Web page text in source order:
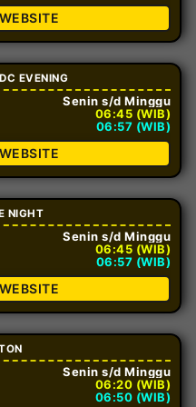
EVENING
Senin s/d Minggu
06:45 (WIB)
06:57 (WIB)
NIGHT
Senin s/d Minggu
06:45 (WIB)
06:57 (WIB)
Senin s/d Minggu
06:20 (WIB)
06:50 (WIB)